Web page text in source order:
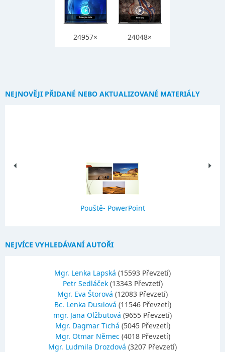
24957× 24048×
NEJNOVĚJI PŘIDANÉ NEBO AKTUALIZOVANÉ MATERIÁLY
Pouště- PowerPoint
NEJVÍCE VYHLEDÁVANÍ AUTOŘI
Mgr. Lenka Lapská (15593 Převzetí)
Petr Sedláček (13343 Převzetí)
Mgr. Eva Štorová (12083 Převzetí)
Bc. Lenka Dusilová (11546 Převzetí)
mgr. Jana Olžbutová (9655 Převzetí)
Mgr. Dagmar Tichá (5045 Převzetí)
Mgr. Otmar Němec (4018 Převzetí)
Mgr. Ludmila Drozdová (3207 Převzetí)